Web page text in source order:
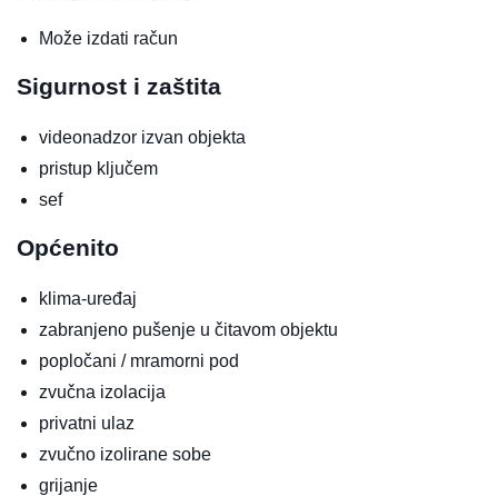
Može izdati račun
Sigurnost i zaštita
videonadzor izvan objekta
pristup ključem
sef
Općenito
klima-uređaj
zabranjeno pušenje u čitavom objektu
popločani / mramorni pod
zvučna izolacija
privatni ulaz
zvučno izolirane sobe
grijanje